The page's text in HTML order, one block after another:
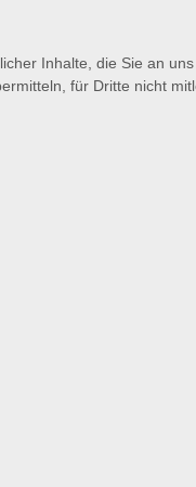
Inhalte, die Sie an
für Dritte nicht